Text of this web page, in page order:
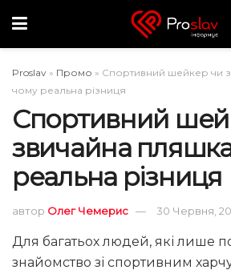
Proslav » Промо » Спортивний шейкер чи
чому реальна різниця
Спортивний
звичайна
реальна різниця
автор Олег Чемерис 30 Червня,
Для багатьох людей, які лише
знайомство зі спортивним